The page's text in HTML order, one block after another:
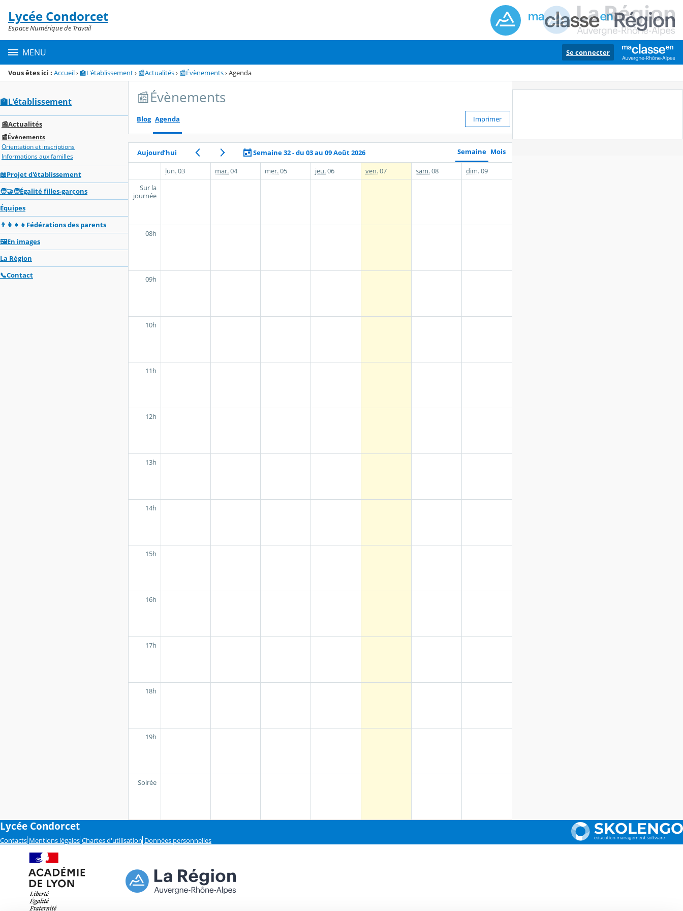
Menu de la rubrique
Contenu
Lycée Condorcet
Espace Numérique de Travail
MENU Se connecter
Vous êtes ici : Accueil›🏫L'établissement› 📰Actualités› 📰Évènements›Agenda
🏫L'établissement
📰Actualités
📰Évènements
Orientation et inscriptions
Informations aux familles
📖Projet d'établissement
🧑‍🤝‍🧑Égalité filles-garçons
Équipes
👨‍👩‍👧‍👦Fédérations des parents
🖼️En images
La Région
📞Contact
📰Évènements
Blog Agenda Imprimer
Aujourd’hui Semaine 32 - du 03 au 09 Août 2026 Semaine Mois
lun.03 mar.04 mer.05 jeu.06 ven.07 sam.08 dim.09
Sur la
journée
08h
09h
10h
11h
12h
13h
14h
15h
16h
17h
18h
19h
Soirée
Lycée Condorcet
Contacts Mentions légales Chartes d'utilisation Données personnelles